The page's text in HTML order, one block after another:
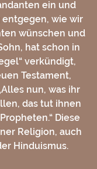
ein und
wie wir
wünschen und
hat schon in
verkündigt,
Testament,
nun, was ihr
das tut ihnen
Diese
Religion, auch
Hinduismus.